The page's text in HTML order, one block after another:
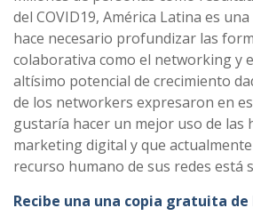
del COVID19, América Latina es
hace necesario profundizar las
colaborativa como el networking y
altísimo potencial de crecimiento
de los networkers expresaron en
gustaría hacer un mejor uso de las
marketing digital y que
recurso humano de sus redes está
Recibe una una copia gratuita